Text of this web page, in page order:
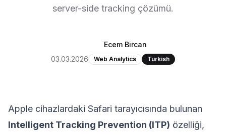
server-side tracking çözümü.
Ecem Bircan
03.03.2026
Web Analytics Turkish
Apple cihazlardaki Safari tarayıcısında bulunan
Intelligent Tracking Prevention (ITP) özelliği,